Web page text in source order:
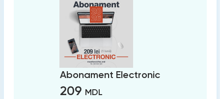
Abonament Electronic
209 MDL